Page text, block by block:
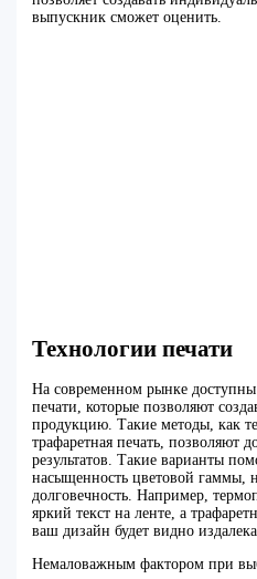
выпускник сможет оценить.
Технологии печати
На современном рынке
печати, которые позволяют
продукцию. Такие методы, как
трафаретная печать, позволяют
результатов. Такие варианты
насыщенность цветовой гаммы,
долговечность. Например,
яркий текст на ленте, а
ваш дизайн будет видно
Немаловажным фактором при